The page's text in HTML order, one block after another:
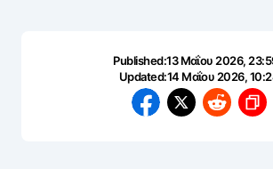
Published:13 Μαΐου 2026,
Updated:14 Μαΐου 2026,